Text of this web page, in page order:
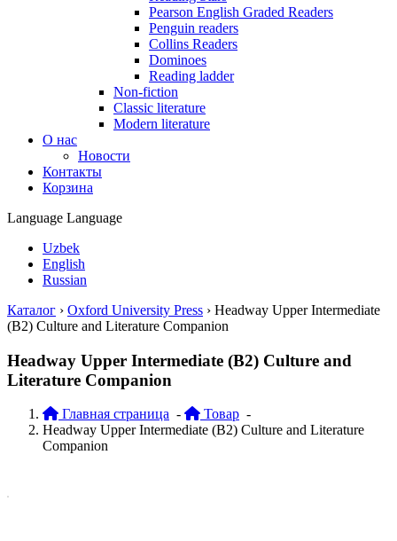
Pearson English Graded Readers
Penguin readers
Collins Readers
Dominoes
Reading ladder
Non-fiction
Classic literature
Modern literature
О нас
Новости
Контакты
Корзина
Language Language
Uzbek
English
Russian
Каталог › Oxford University Press › Headway Upper Intermediate
(B2) Culture and Literature Companion
Headway Upper Intermediate (B2) Culture and
Literature Companion
Главная страница - Товар -
Headway Upper Intermediate (B2) Culture and Literature
Companion